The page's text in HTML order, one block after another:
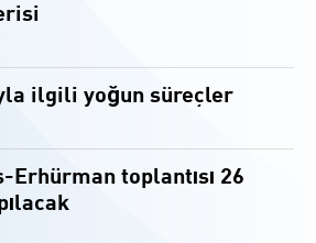
ilgili yoğun süreçler
toplantısı 26